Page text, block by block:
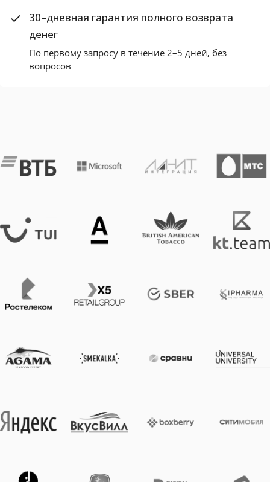
30–дневная гарантия полного возврата
денег
По первому запросу в течение 2–5 дней, без
вопросов